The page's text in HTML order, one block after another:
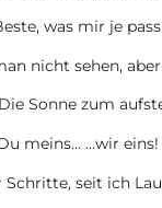
was mir je
nicht sehen,
Sonne zum
meins... ...wir eins!
Schritte, seit ich